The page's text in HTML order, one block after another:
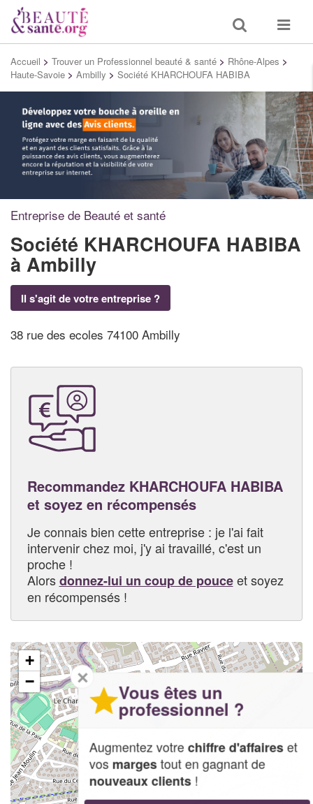
Toggle
search
Toggle
Accueil > Trouver un Professionnel beauté & santé > Rhône-Alpes >
Haute-Savoie > Ambilly > Société KHARCHOUFA HABIBA
Entreprise de Beauté et santé
Société KHARCHOUFA HABIBA
à Ambilly
Il s'agit de votre entreprise ?
38 rue des ecoles 74100 Ambilly
Recommandez KHARCHOUFA HABIBA
et soyez en récompensés
Je connais bien cette entreprise : je l'ai fait
intervenir chez moi, j'y ai travaillé, c'est un
proche !
Alorsdonnez-lui un coup de pouceet soyez
en récompensés !
+
−
✕
Vous êtes un
professionnel ?
Augmentez votrechiffre d'affaireset
vos margestout en gagnant de
nouveaux clients!